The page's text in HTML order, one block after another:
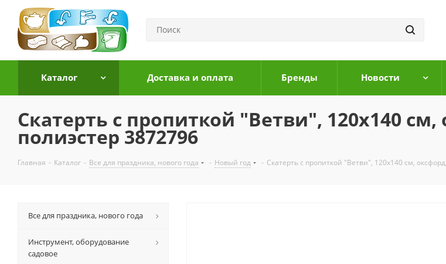
Каталог Доставка и оплата Бренды Новости
Скатерть с пропиткой "Ветви", 120х140 см,
полиэстер 3872796
Главная - Каталог - Все для праздника, нового года - Новый год - Скатерть с пропиткой "Ветви", 120х140 см,
Все для праздника, нового года
Инструмент, оборудование
садовое